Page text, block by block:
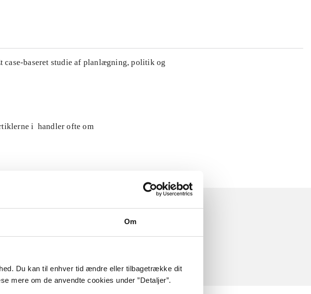
Om
Du kan til enhver tid ændre eller tilbagetrække dit
mere om de anvendte cookies under ”Detaljer”.
case-baseret studie af planlægning, politik og
i handler ofte om